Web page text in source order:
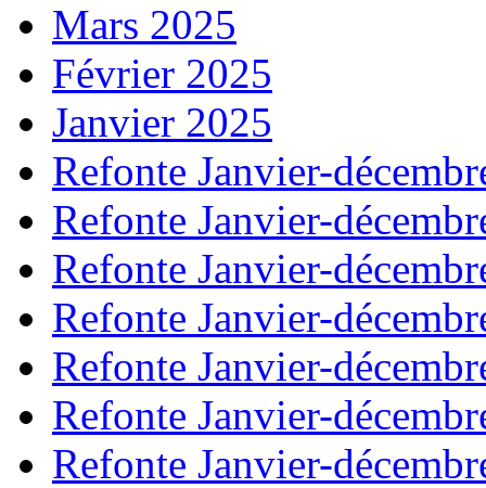
Mars 2025
Février 2025
Janvier 2025
Refonte Janvier-
Refonte Janvier-
Refonte Janvier-
Refonte Janvier-
Refonte Janvier-
Refonte Janvier-
Refonte Janvier-